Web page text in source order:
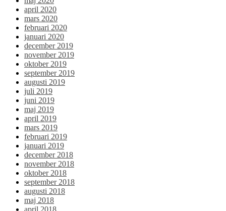
april 2020
mars 2020
februari 2020
januari 2020
december 2019
november 2019
oktober 2019
september 2019
augusti 2019
juli 2019
juni 2019
maj 2019
april 2019
mars 2019
februari 2019
januari 2019
december 2018
november 2018
oktober 2018
september 2018
augusti 2018
maj 2018
april 2018